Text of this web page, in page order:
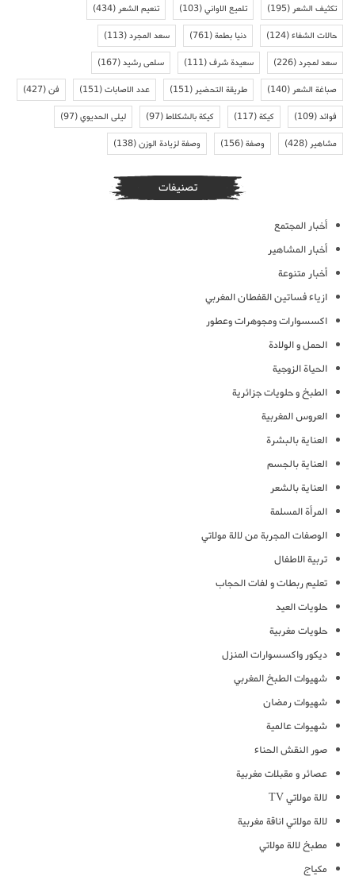
تكثيف الشعر(195) تلميع الاواني(103) تنعيم الشعر(434)
حالات الشفاء(124) دنيا بطمة(761) سعد المجرد(113)
سعد لمجرد(226) سعيدة شرف(111) سلمى رشيد(167)
صباغة الشعر(140) طريقة التحضير(151) عدد الاصابات(151) فن(427)
فوائد(109) كيكة(117) كيكة بالشكلاط(97) ليلى الحديوي(97)
مشاهير(428) وصفة(156) وصفة لزيادة الوزن(138)
تصنيفات
أخبار المجتمع
أخبار المشاهير
أخبار متنوعة
ازياء فساتين القفطان المغربي
اكسسوارات ومجوهرات وعطور
الحمل و الولادة
الحياة الزوجية
الطبخ و حلويات جزائرية
العروس المغربية
العناية بالبشرة
العناية بالجسم
العناية بالشعر
المرأة المسلمة
الوصفات المجربة من لالة مولاتي
تربية الاطفال
تعليم ربطات و لفات الحجاب
حلويات العيد
حلويات مغربية
ديكور واكسسوارات المنزل
شهيوات الطبخ المغربي
شهيوات رمضان
شهيوات عالمية
صور النقش الحناء
عصائر و مقبلات مغربية
لالة مولاتي TV
لالة مولاتي اناقة مغربية
مطبخ لالة مولاتي
مكياج